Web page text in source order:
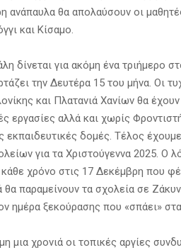
ανάπαυλα θα απολαύσουν οι
και Κίσαμο.
δίνεται για ακόμη ένα τριήμερο
την Δευτέρα 15 του μήνα. Οι
και Πλατανιά Χανίων θα
εργασίες αλλά και χωρίς
δομές. Τέλος
για τα Χριστούγεννα 2025. Ο
κάθε χρόνο στις 17 Δεκέμβρη που
θα παραμείνουν τα σχολεία σε
ημέρα ξεκούρασης που «σπάει»
μια χρονιά οι τοπικές αργίες